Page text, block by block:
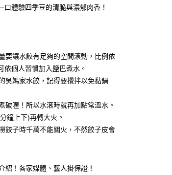
含以上)免運費
含以上)免運費
含以上)免運費
口體驗四季豆的清脆與濃郁肉香！
要讓水餃有足夠的空間滾動，比例依
依個人習慣加入鹽巴煮水。
吳媽家水餃，記得要攪拌以免黏鍋
破喔！所以水滾時就再加點常溫水。
鐘上下)再轉大火。
餃子時千萬不能關火，不然餃子皮會
紹！各家媒體、藝人掛保證！